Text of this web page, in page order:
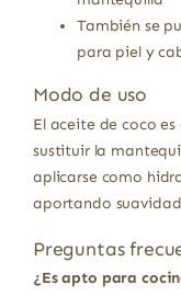
También se
para piel y
Modo de uso
El aceite de coco
sustituir la
aplicarse como
aportando
Preguntas
¿Es apto para